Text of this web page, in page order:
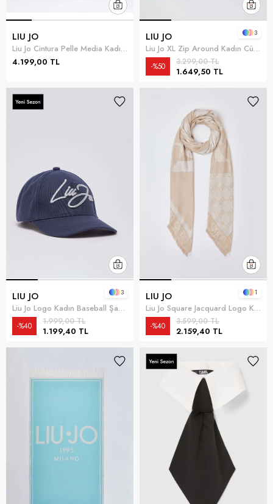
LIU JO
Liu Jo Cintura Pelle Media Kadın Kemer Çok Renkli
4.199,00 TL
LIU JO
Liu Jo XL Zip Around Kadın Cüzdan Siyah
1.649,50 TL
3.299,00 TL
%50
3
LIU JO
Liu Jo Logo Kadın Baseball Şapka Mavi
1.199,40 TL
1.999,00 TL
%40
3 LIU JO
Liu Jo Square Jacquard Logo Kadın Fular Kum beji
2.159,40 TL
3.599,00 TL
%40
1